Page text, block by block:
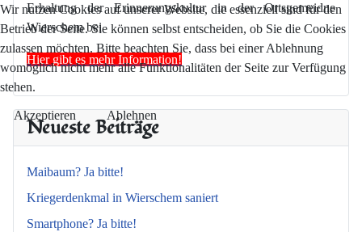
Erhaltung der Erinnerungskultur in der Ortsgemeidne
Wierschem bei
Hier gibt es mehr Information!
Neueste Beiträge
Maibaum? Ja bitte!
Kriegerdenkmal in Wierschem saniert
Smartphone? Ja bitte!
Wir nutzen Cookies auf unserer Website, die essenziell sind für den
Betrieb der Seite. Sie können selbst entscheiden, ob Sie die Cookies
zulassen möchten. Bitte beachten Sie, dass bei einer Ablehnung
womöglich nicht mehr alle Funktionalitäten der Seite zur Verfügung
stehen.
Akzeptieren Ablehnen